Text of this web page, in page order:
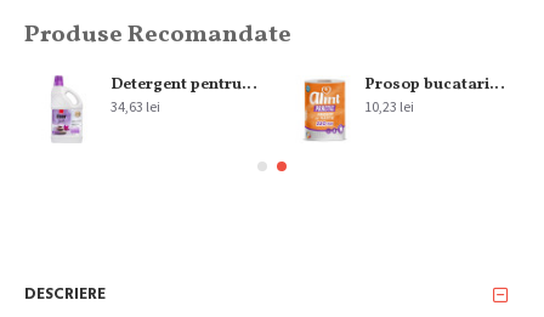
Produse Recomandate
Detergent pentru pardoseala Sano Floor Fresh Home Spa 2L
34,63 lei
Prosop bucatarie Alint 2str 220 foi
10,23 lei
DESCRIERE